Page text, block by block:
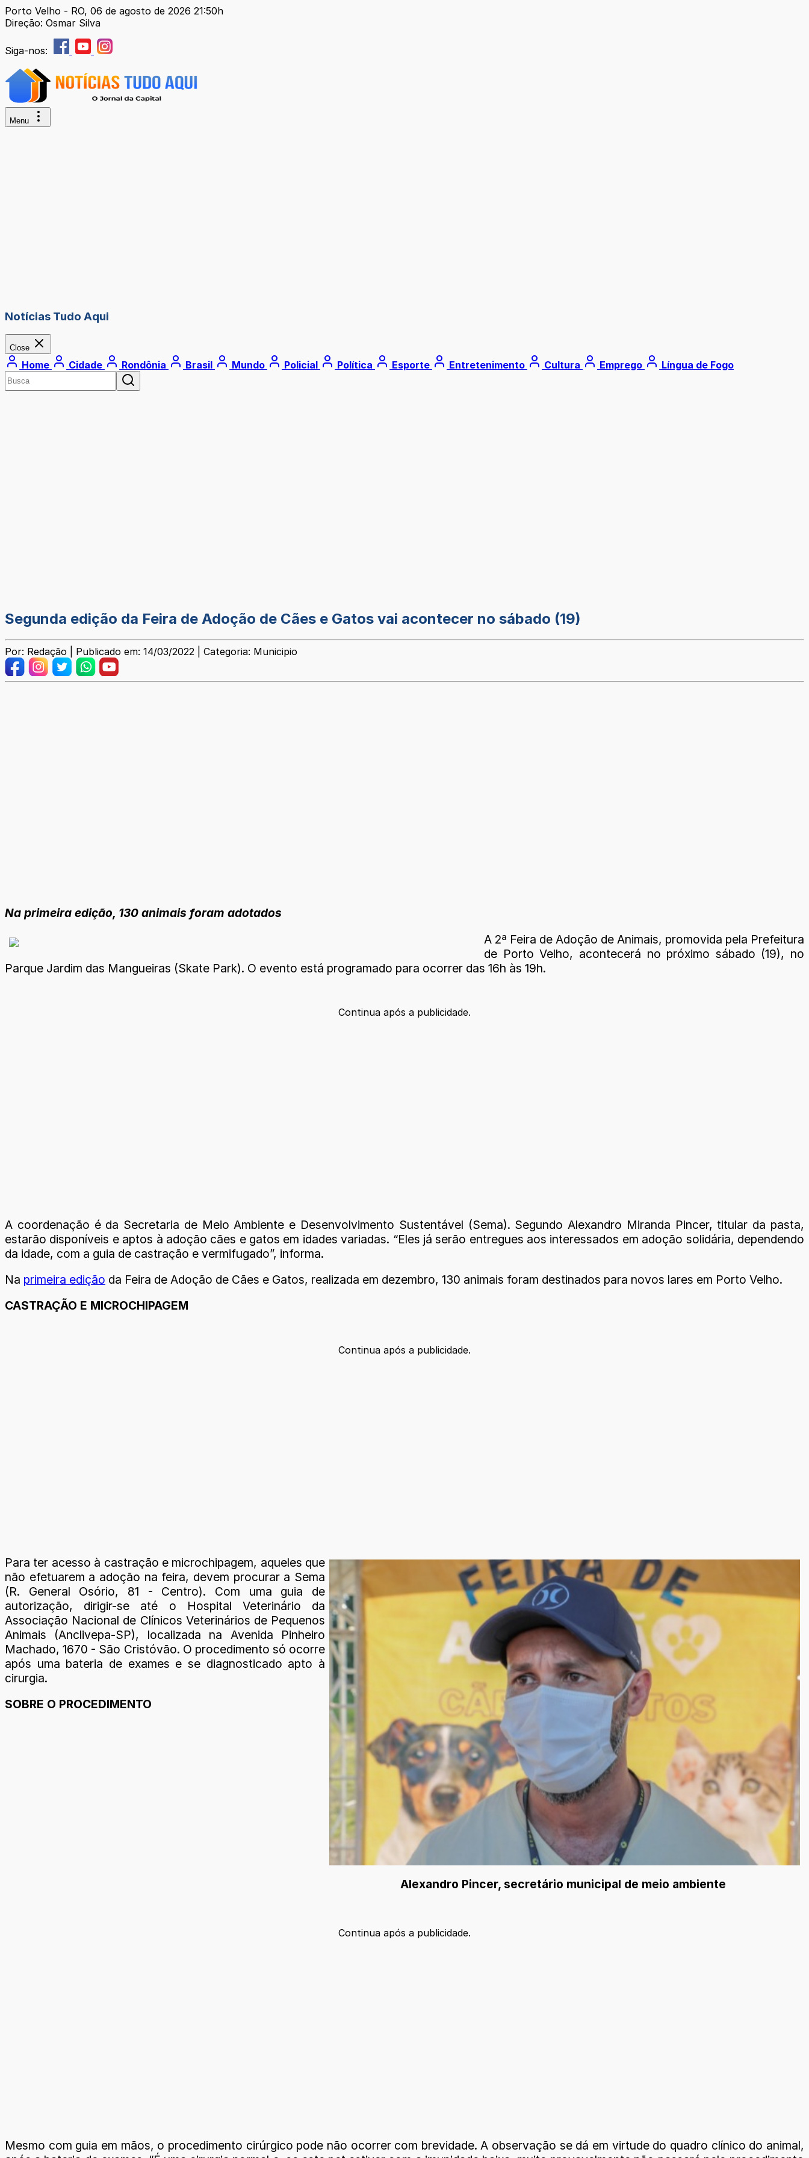
Porto Velho - RO, 06 de agosto de 2026 21:50h
Direção: Osmar Silva
Siga-nos:
Menu
Notícias Tudo Aqui
Close
Home Cidade Rondônia Brasil Mundo Policial Política Esporte Entretenimento Cultura Emprego Língua de Fogo
Segunda edição da Feira de Adoção de Cães e Gatos vai acontecer no sábado (19)
Por: Redação | Publicado em: 14/03/2022 | Categoria: Municipio
Na primeira edição, 130 animais foram adotados
A 2ª Feira de Adoção de Animais, promovida pela Prefeitura
de Porto Velho, acontecerá no próximo sábado (19), no
Parque Jardim das Mangueiras (Skate Park). O evento está programado para ocorrer das 16h às 19h.
Continua após a publicidade.
A coordenação é da Secretaria de Meio Ambiente e Desenvolvimento Sustentável (Sema). Segundo Alexandro Miranda Pincer, titular da pasta,
estarão disponíveis e aptos à adoção cães e gatos em idades variadas. “Eles já serão entregues aos interessados em adoção solidária, dependendo
da idade, com a guia de castração e vermifugado”, informa.
Na primeira edição da Feira de Adoção de Cães e Gatos, realizada em dezembro, 130 animais foram destinados para novos lares em Porto Velho.
CASTRAÇÃO E MICROCHIPAGEM
Continua após a publicidade.
Alexandro Pincer, secretário municipal de meio ambiente
Para ter acesso à castração e microchipagem, aqueles que
não efetuarem a adoção na feira, devem procurar a Sema
(R. General Osório, 81 - Centro). Com uma guia de
autorização, dirigir-se até o Hospital Veterinário da
Associação Nacional de Clínicos Veterinários de Pequenos
Animais (Anclivepa-SP), localizada na Avenida Pinheiro
Machado, 1670 - São Cristóvão. O procedimento só ocorre
após uma bateria de exames e se diagnosticado apto à
cirurgia.
SOBRE O PROCEDIMENTO
Continua após a publicidade.
Mesmo com guia em mãos, o procedimento cirúrgico pode não ocorrer com brevidade. A observação se dá em virtude do quadro clínico do animal,